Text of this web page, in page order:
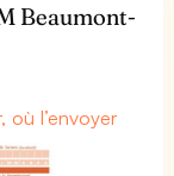
Beaumont-
où l’envoyer